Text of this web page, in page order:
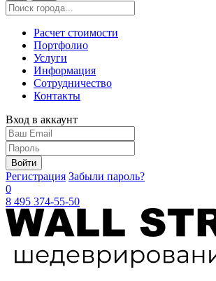
Расчет стоимости
Портфолио
Услуги
Информация
Сотрудничество
Контакты
Вход в аккаунт
Войти
Регистрация Забыли пароль?
0
8 495 374-55-50